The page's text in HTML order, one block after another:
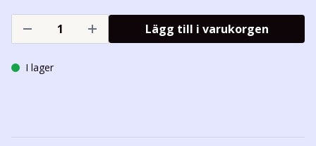
Lägg till i varukorgen
I lager